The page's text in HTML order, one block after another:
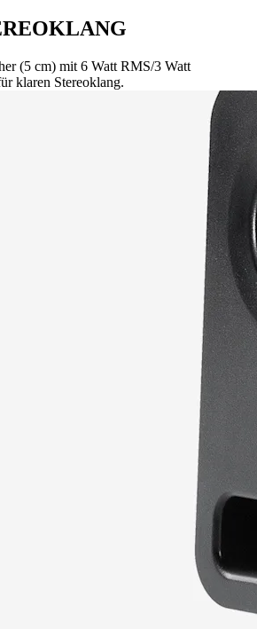
(5 cm) mit 6 Watt RMS/3 Watt
klaren Stereoklang.